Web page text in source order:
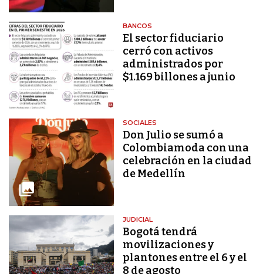
BANCOS
El sector fiduciario
cerró con activos
administrados por
$1.169 billones a junio
SOCIALES
Don Julio se sumó a
Colombiamoda con una
celebración en la ciudad
de Medellín
JUDICIAL
Bogotá tendrá
movilizaciones y
plantones entre el 6 y el
8 de agosto